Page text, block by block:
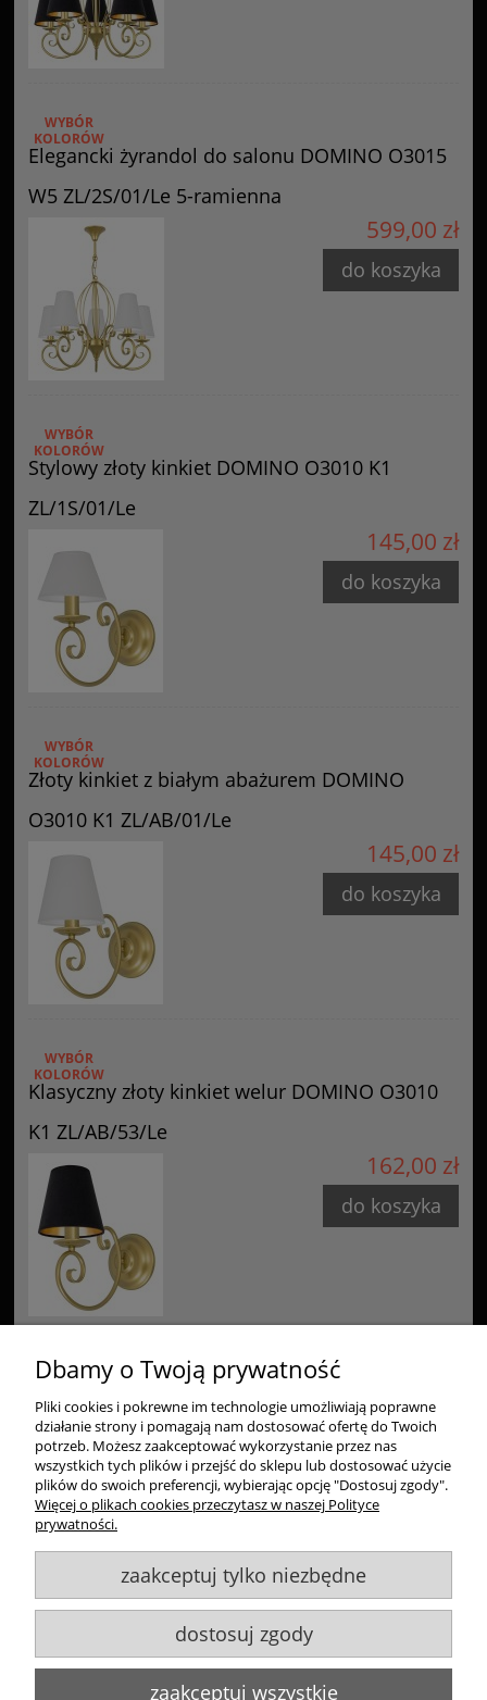
Elegancki żyrandol do salonu DOMINO O3015
W5 ZL/2S/01/Le 5-ramienna
WYBÓR
KOLORÓW
599,00 zł
do koszyka
Stylowy złoty kinkiet DOMINO O3010 K1
ZL/1S/01/Le
WYBÓR
KOLORÓW
145,00 zł
do koszyka
Złoty kinkiet z białym abażurem DOMINO
O3010 K1 ZL/AB/01/Le
WYBÓR
KOLORÓW
145,00 zł
do koszyka
Klasyczny złoty kinkiet welur DOMINO O3010
K1 ZL/AB/53/Le
WYBÓR
KOLORÓW
162,00 zł
do koszyka
Zakupy
Pomoc
Informacje
, ul. Kukuczki 20/24, 42-224 Częstochowa,
info@goldsun-lampy.pl
Biuro, magazyn, zwroty, odbiór osobisty:ul. Starzyńskiego 6, 42-224
Częstochowa
Dbamy o Twoją prywatność
Pliki cookies i pokrewne im technologie umożliwiają poprawne
działanie strony i pomagają nam dostosować ofertę do Twoich
potrzeb. Możesz zaakceptować wykorzystanie przez nas
wszystkich tych plików i przejść do sklepu lub dostosować użycie
plików do swoich preferencji, wybierając opcję "Dostosuj zgody".
Więcej o plikach cookies przeczytasz w naszej Polityce
prywatności.
zaakceptuj tylko niezbędne
dostosuj zgody
zaakceptuj wszystkie